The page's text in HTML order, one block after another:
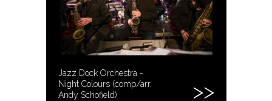
Jazz Dock Orchestra -
Night Colours (comp/arr.
Andy Schofield)